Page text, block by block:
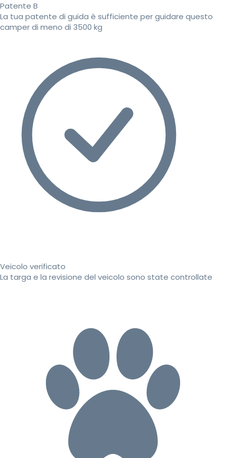
Patente B
La tua patente di guida è sufficiente per guidare questo
camper di meno di 3500 kg
Veicolo verificato
La targa e la revisione del veicolo sono state controllate